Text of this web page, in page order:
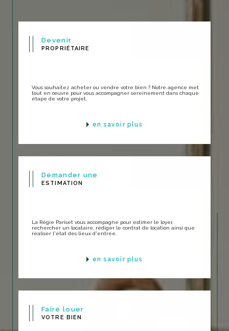
Devenir
PROPRIÉTAIRE
Vous souhaitez acheter ou vendre votre bien ? Notre agence met
tout en œuvre pour vous accompagner sereinement dans chaque
étape de votre projet.
en savoir plus
Demander une
ESTIMATION
La Régie Pariset vous accompagne pour estimer le loyer,
rechercher un locataire, rédiger le contrat de location ainsi que
réaliser l'état des lieux d'entrée.
en savoir plus
Faire louer
VOTRE BIEN